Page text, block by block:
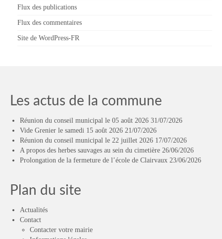
Flux des publications
Flux des commentaires
Site de WordPress-FR
Les actus de la commune
Réunion du conseil municipal le 05 août 2026 31/07/2026
Vide Grenier le samedi 15 août 2026 21/07/2026
Réunion du conseil municipal le 22 juillet 2026 17/07/2026
A propos des herbes sauvages au sein du cimetière 26/06/2026
Prolongation de la fermeture de l’école de Clairvaux 23/06/2026
Plan du site
Actualités
Contact
Contacter votre mairie